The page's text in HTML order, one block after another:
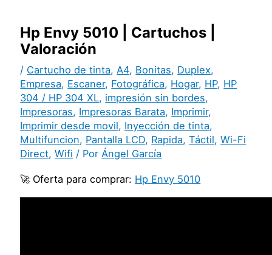
Hp Envy 5010 | Cartuchos |
Valoración
/ Cartucho de tinta,A4, Bonitas, Duplex,
Empresa, Escaner, Fotográfica, Hogar, HP, HP
304 / HP 304 XL, impresión sin bordes,
Impresoras, Impresoras Barata, Imprimir,
Imprimir desde movil, Inyección de tinta,
Multifuncion, Pantalla LCD, Rapida,Táctil,Wi-Fi
Direct,Wifi / PorÁngel García
🚀 Oferta para comprar: Hp Envy 5010